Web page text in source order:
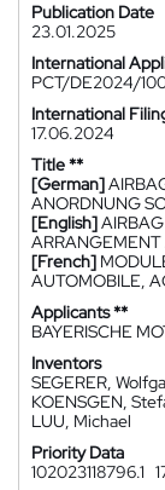
Publication Date
23.01.2025
International
PCT/DE2024/
International
17.06.2024
Title **
[German]
ANORDNUNG
[English]
[French]
AUTOMOBILE,
Applicants **
BAYERISCHE
Inventors
SEGERER,
KOENSGEN,
LUU, Michael
Priority Data
102023118796.1